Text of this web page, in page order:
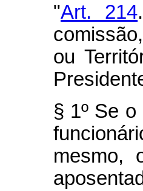
"Art. 214
ou
§ 1º Se
mesmo,